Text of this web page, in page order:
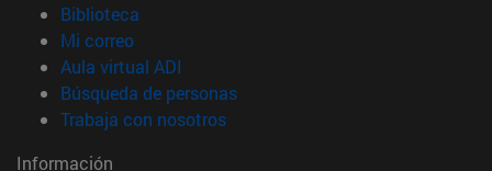
Biblioteca
Mi correo(abre en nueva ventana)
Aula virtual ADI
Búsqueda de personas(abre en nueva ventana)
Trabaja con nosotros(abre en nueva ventana)
Información